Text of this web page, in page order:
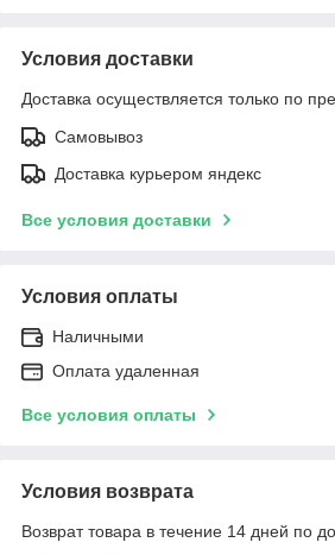
Условия доставки
Доставка осуществляется только по
Самовывоз
Доставка курьером яндекс
Все условия доставки
Условия оплаты
Наличными
Оплата удаленная
Все условия оплаты
Условия возврата
Возврат товара в течение 14 дней по